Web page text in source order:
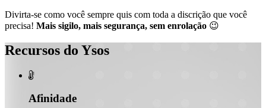
Divirta-se como você sempre quis com toda a discrição que você
precisa! Mais sigilo, mais segurança, sem enrolação 😉
Recursos do Ysos

Afinidade